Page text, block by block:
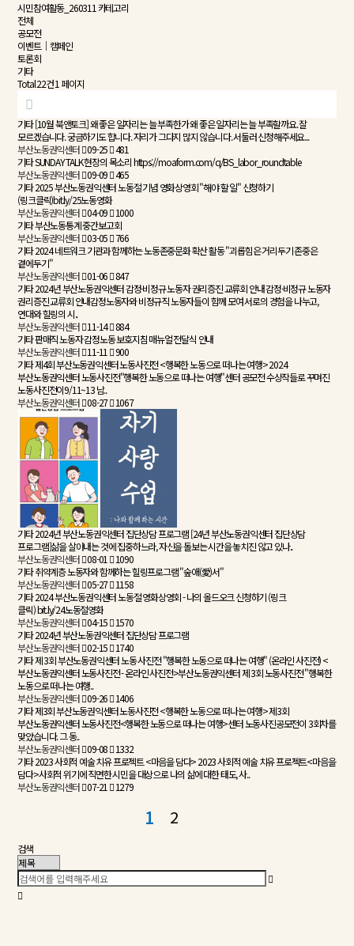
시민참여활동_260311 카테고리
전체
공모전
이벤트｜캠페인
토론회
기타
Total 22건1 페이지
기타[10월 북앤토크] 왜 좋은 일자리는 늘 부족한가왜 좋은 일자리는 늘 부족할까요. 잘
모르겠습니다. 궁금하기도 합니다. 자리가 그다지 많지 않습니다. 서둘러 신청해주세요...
부산노동권익센터 09-25 481
기타SUNDAY TALK 현장의 목소리https://moaform.com/q/BS_labor_roundtable
부산노동권익센터 09-09 465
기타2025 부산노동권익센터 노동절 기념 영화상영회 "해야 할 일"신청하기
(링크클릭)bit.ly/25노동영화
부산노동권익센터 04-09 1000
기타부산노동통계 중간보고회
부산노동권익센터 03-05 766
기타2024 네트워크 기관과 함께하는 노동존중문화 확산 활동 "괴롭힘은 거리두기 존중은
곁에두기"
부산노동권익센터 01-06 847
기타2024년 부산노동권익센터 감정·비정규 노동자 권리증진 교류회 안내감정·비정규 노동자
권리증진 교류회 안내감정노동자와 비정규직 노동자들이 함께 모여 서로의 경험을 나누고,
연대와 힐링의 시..
부산노동권익센터 11-14 884
기타판매직 노동자 감정노동 보호지침 매뉴얼 전달식 안내
부산노동권익센터 11-11 900
기타제4회 부산노동권익센터 노동사진전 <행복한 노동으로 떠나는 여행>2024
부산노동권익센터 노동사진전"행복한 노동으로 떠나는 여행"센터 공모전 수상작들로 꾸며진
노동사진전이9/11~13 남..
부산노동권익센터 08-27 1067
기타2024년 부산노동권익센터 집단상담 프로그램[24년 부산노동권익센터 집단상담
프로그램]삶을 살아내는 것에 집중하느라, 자신을 돌보는 시간을 놓치진 않고 있나..
부산노동권익센터 08-01 1090
기타취약계층 노동자와 함께하는 힐링프로그램 "숲애(愛)서"
부산노동권익센터 05-27 1158
기타2024 부산노동권익센터 노동절 영화상영회 - 나의 올드오크신청하기 (링크
클릭) bit.ly/24노동절영화
부산노동권익센터 04-15 1570
기타2024년 부산노동권익센터 집단상담 프로그램
부산노동권익센터 02-15 1740
기타제 3회 부산노동권익센터 노동 사진전 "행복한 노동으로 떠나는 여행" (온라인 사진전)<
부산노동권익센터 노동사진전 - 온라인 사진전>부산노동권익센터 제 3회 노동사진전 "행복한
노동으로 떠나는 여행..
부산노동권익센터 09-26 1406
기타제3회 부산노동권익센터 노동사진전 <행복한 노동으로 떠나는 여행>제3회
부산노동권익센터 노동사진전<행복한 노동으로 떠나는 여행>센터 노동사진공모전이 3회차를
맞았습니다. 그 동..
부산노동권익센터 09-08 1332
기타2023 사회적 예술 치유 프로젝트 <마음을 담다>2023 사회적 예술 치유 프로젝트<마음을
담다>사회적 위기에 직면한 시민을 대상으로 나의 삶에 대한 태도, 사..
부산노동권익센터 07-21 1279
1 2
검색